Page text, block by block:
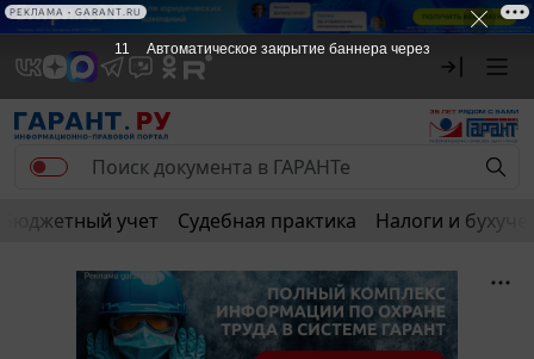
Бюджетный учет Судебная практика Налоги и
10 Автоматическое закрытие баннера через
РЕКЛАМА • GARANT.RU